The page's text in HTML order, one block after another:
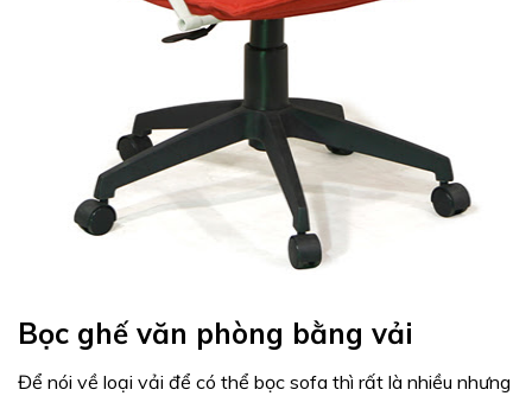
Bọc ghế văn phòng bằng vải
Để nói về loại vải để có thể bọc sofa thì rất là nhiều nhưng